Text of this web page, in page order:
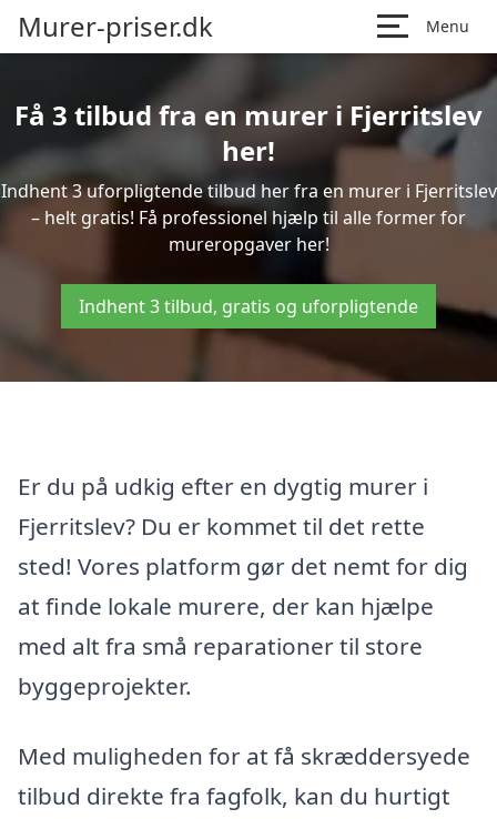
Murer-priser.dk Menu
Få 3 tilbud fra en murer i Fjerritslev
her!
Indhent 3 uforpligtende tilbud her fra en murer i Fjerritslev
– helt gratis! Få professionel hjælp til alle former for
mureropgaver her!
Indhent 3 tilbud, gratis og uforpligtende
Er du på udkig efter en dygtig murer i
Fjerritslev? Du er kommet til det rette
sted! Vores platform gør det nemt for dig
at finde lokale murere, der kan hjælpe
med alt fra små reparationer til store
byggeprojekter.
Med muligheden for at få skræddersyede
tilbud direkte fra fagfolk, kan du hurtigt